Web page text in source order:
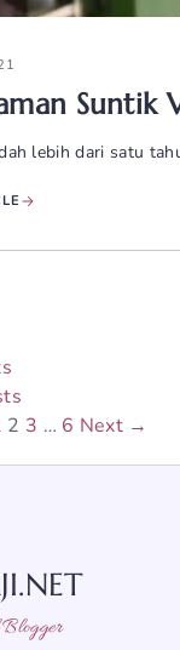
Suntik
lebih dari satu
Page
2 Page
3 … Page
6 Next →